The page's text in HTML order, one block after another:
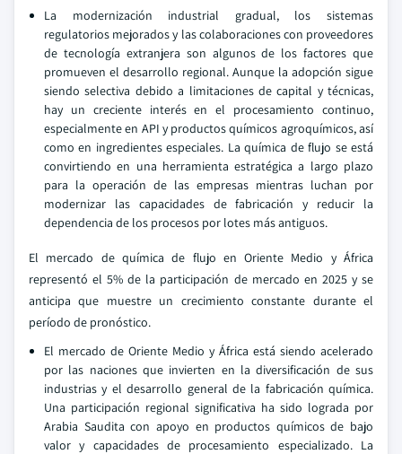
La modernización industrial gradual, los sistemas
regulatorios mejorados y las colaboraciones con proveedores
de tecnología extranjera son algunos de los factores que
promueven el desarrollo regional. Aunque la adopción sigue
siendo selectiva debido a limitaciones de capital y técnicas,
hay un creciente interés en el procesamiento continuo,
especialmente en API y productos químicos agroquímicos, así
como en ingredientes especiales. La química de flujo se está
convirtiendo en una herramienta estratégica a largo plazo
para la operación de las empresas mientras luchan por
modernizar las capacidades de fabricación y reducir la
dependencia de los procesos por lotes más antiguos.
El mercado de química de flujo en Oriente Medio y África
representó el 5% de la participación de mercado en 2025 y se
anticipa que muestre un crecimiento constante durante el
período de pronóstico.
El mercado de Oriente Medio y África está siendo acelerado
por las naciones que invierten en la diversificación de sus
industrias y el desarrollo general de la fabricación química.
Una participación regional significativa ha sido lograda por
Arabia Saudita con apoyo en productos químicos de bajo
valor y capacidades de procesamiento especializado. La